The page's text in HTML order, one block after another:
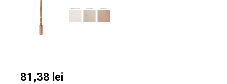
81,38 lei